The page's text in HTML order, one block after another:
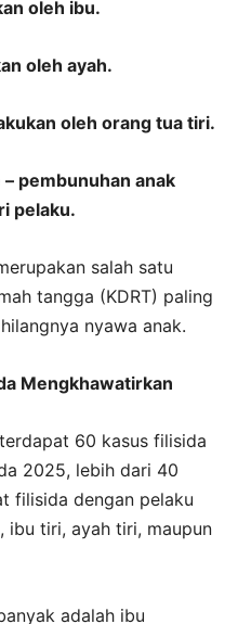
oleh ibu.
oleh ayah.
oleh orang tua tiri.
pembunuhan anak
pelaku.
salah satu
tangga (KDRT) paling
nyawa anak.
Mengkhawatirkan
60 kasus filisida
2025, lebih dari 40
filisida dengan pelaku
ibu tiri, ayah tiri, maupun
adalah ibu